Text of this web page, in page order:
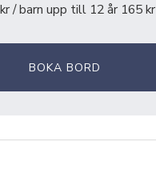
/ barn upp till 12 år 165 kr
BOKA BORD